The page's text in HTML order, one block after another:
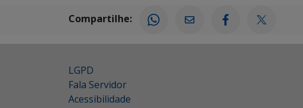
Compartilhe:
LGPD
Fala Servidor
Acessibilidade